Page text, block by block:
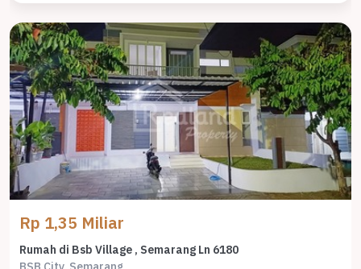
Rp 1,35 Miliar
Rumah di Bsb Village , Semarang Ln 6180